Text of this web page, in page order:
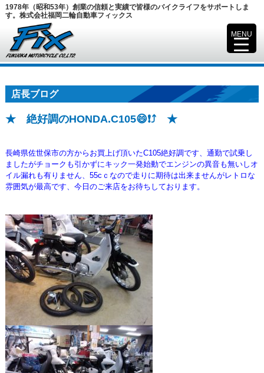
1978年（昭和53年）創業の信頼と実績で皆様のバイクライフをサポートしま
す。株式会社福岡二輪自動車フィックス
店長ブログ
★ 絶好調のHONDA.C105😄❗⤴️ ★
長崎県佐世保市の方からお買上げ頂いたC105絶好調です、通勤で試乗し
ましたがチョークも引かずにキック一発始動でエンジンの異音も無いしオ
イル漏れも有りません、55cｃなので走りに期待は出来ませんがレトロな
雰囲気が最高です、 今日のご来店をお待ちしております。
MENU
▼